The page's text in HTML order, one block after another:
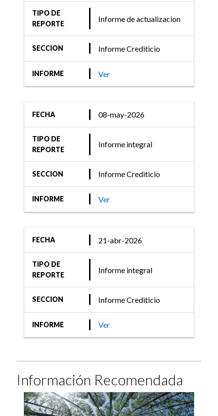
TIPO DE
REPORTE
Informe de actualizacion
SECCION Informe Crediticio
INFORME Ver
FECHA 08-may-2026
TIPO DE
REPORTE
Informe integral
SECCION Informe Crediticio
INFORME Ver
FECHA 21-abr-2026
TIPO DE
REPORTE
Informe integral
SECCION Informe Crediticio
INFORME Ver
Información Recomendada